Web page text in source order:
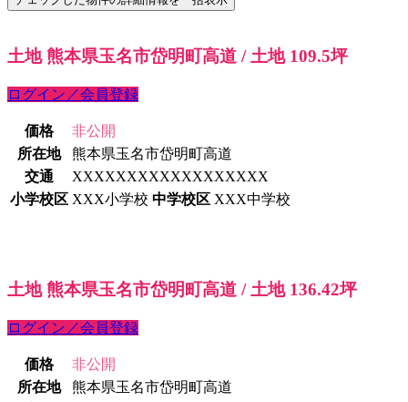
土地 熊本県玉名市岱明町高道 / 土地 109.5坪
ログイン／会員登録
価格
非公開
所在地
熊本県玉名市岱明町高道
交通
XXXXXXXXXXXXXXXXXX
小学校区 XXX小学校 中学校区 XXX中学校
土地 熊本県玉名市岱明町高道 / 土地 136.42坪
ログイン／会員登録
価格
非公開
所在地
熊本県玉名市岱明町高道